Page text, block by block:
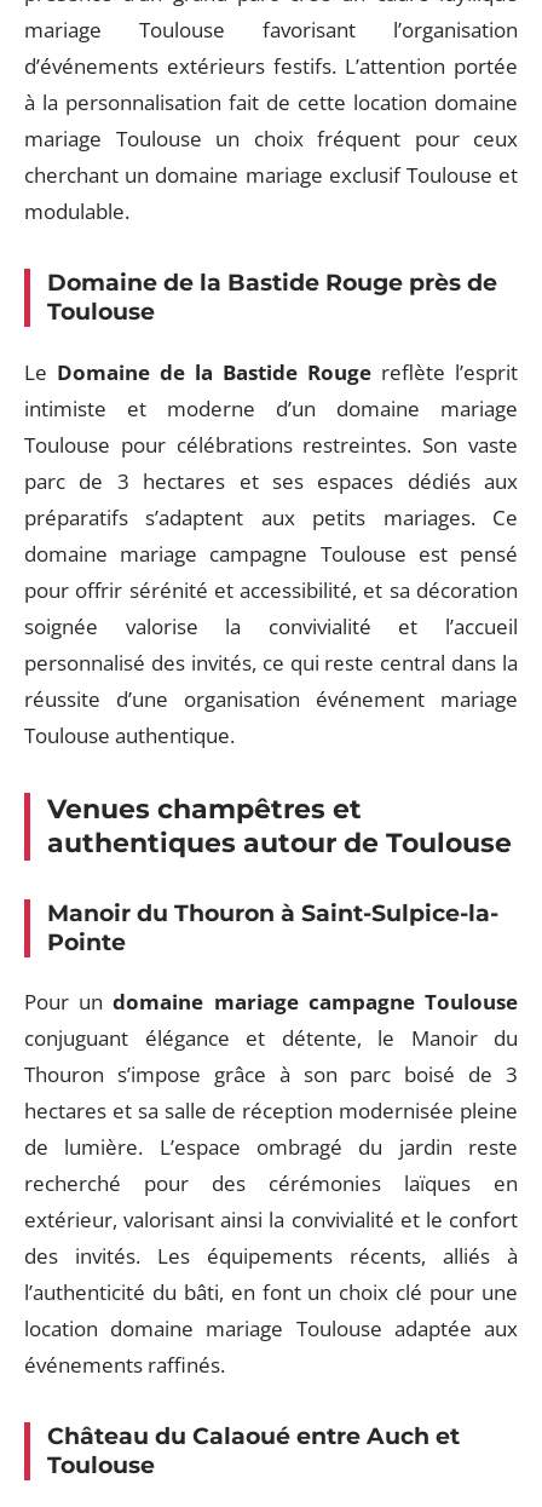
mariage Toulouse favorisant l’organisation
d’événements extérieurs festifs. L’attention portée
à la personnalisation fait de cette location domaine
mariage Toulouse un choix fréquent pour ceux
cherchant un domaine mariage exclusif Toulouse et
modulable.
Domaine de la Bastide Rouge près de
Toulouse
Le Domaine de la Bastide Rouge reflète l’esprit
intimiste et moderne d’un domaine mariage
Toulouse pour célébrations restreintes. Son vaste
parc de 3 hectares et ses espaces dédiés aux
préparatifs s’adaptent aux petits mariages. Ce
domaine mariage campagne Toulouse est pensé
pour offrir sérénité et accessibilité, et sa décoration
soignée valorise la convivialité et l’accueil
personnalisé des invités, ce qui reste central dans la
réussite d’une organisation événement mariage
Toulouse authentique.
Venues champêtres et
authentiques autour de Toulouse
Manoir du Thouron à Saint-Sulpice-la-
Pointe
Pour undomaine mariage campagne Toulouse
conjuguant élégance et détente, le Manoir du
Thouron s’impose grâce à son parc boisé de 3
hectares et sa salle de réception modernisée pleine
de lumière. L’espace ombragé du jardin reste
recherché pour des cérémonies laïques en
extérieur, valorisant ainsi la convivialité et le confort
des invités. Les équipements récents, alliés à
l’authenticité du bâti, en font un choix clé pour une
location domaine mariage Toulouse adaptée aux
événements raffinés.
Château du Calaoué entre Auch et
Toulouse